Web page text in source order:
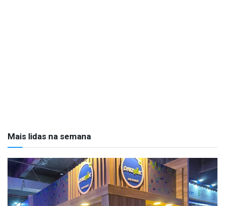
Mais lidas na semana